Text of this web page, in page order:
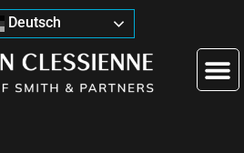
Deutsch